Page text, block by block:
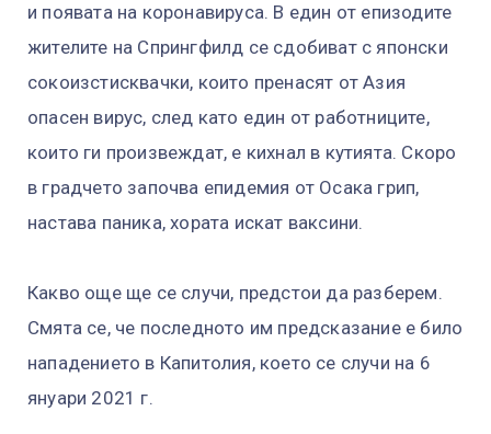
и появата на коронавируса. В един от епизодите
жителите на Спрингфилд се сдобиват с японски
сокоизстисквачки, които пренасят от Азия
опасен вирус, след като един от работниците,
които ги произвеждат, е кихнал в кутията. Скоро
в градчето започва епидемия от Осака грип,
настава паника, хората искат ваксини.
Какво още ще се случи, предстои да разберем.
Смята се, че последното им предсказание е било
нападението в Капитолия, което се случи на 6
януари 2021 г.